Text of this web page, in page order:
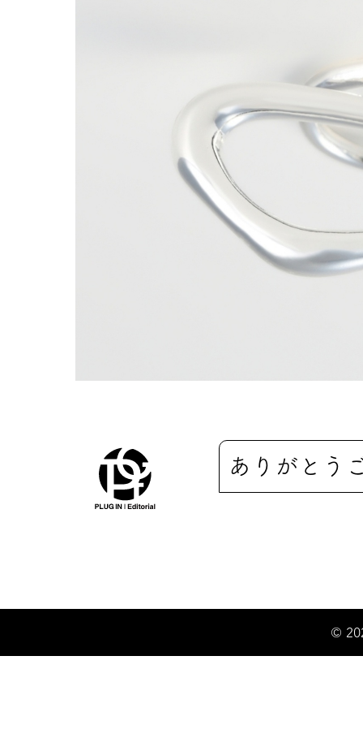
ありがとう
©